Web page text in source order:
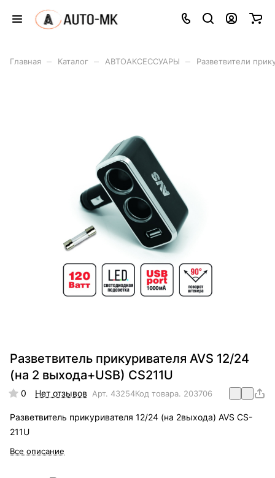
Главная Каталог АВТОАКСЕССУАРЫ Разветвители
Разветвитель прикуривателя AVS 12/24
(на 2 выхода+USB) CS211U
0 Нет отзывов Арт. 43254Код товара. 203706
Разветвитель прикуривателя 12/24 (на 2выхода) AVS CS-
211U
Все описание